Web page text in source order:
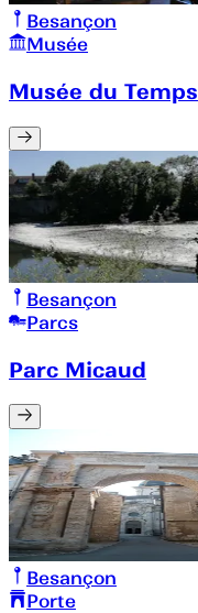
Besançon
Musée
Musée du Temps
Besançon
Parcs
Parc Micaud
Besançon
Porte